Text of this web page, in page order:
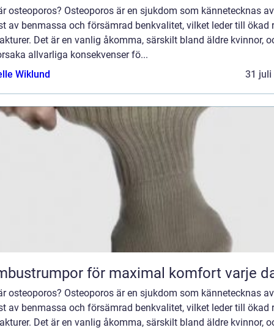
osteoporos? Osteoporos är en sjukdom som kännetecknas av
av benmassa och försämrad benkvalitet, vilket leder till ökad
Det är en vanlig åkomma, särskilt bland äldre kvinnor,
allvarliga konsekvenser fö...
Wiklund
31 juli
för maximal komfort varje
osteoporos? Osteoporos är en sjukdom som kännetecknas av
av benmassa och försämrad benkvalitet, vilket leder till ökad
Det är en vanlig åkomma, särskilt bland äldre kvinnor,